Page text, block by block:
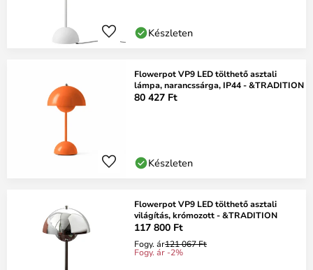
Készleten
Flowerpot VP9 LED tölthető asztali
lámpa, narancssárga, IP44 - &TRADITION
80 427 Ft
Készleten
Flowerpot VP9 LED tölthető asztali
világítás, krómozott - &TRADITION
117 800 Ft
Fogy. ár121 067 Ft
Fogy. ár -2%